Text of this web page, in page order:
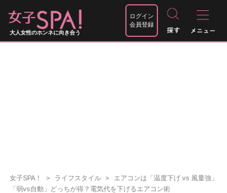
大人女性のホンネに向き合う
ログイン
会員登録
女子SPA！ ライフスタイル
エアコンは「温度下げ vs 風量強」
「弱vs自動」どっちが得？電気代を下げるエアコン術